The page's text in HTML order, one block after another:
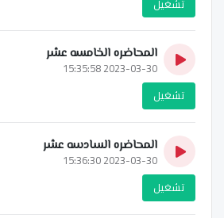
المحاضره الخامسه عشر
2023-03-30 15:35:58
تشغيل
المحاضره السادسه عشر
2023-03-30 15:36:30
تشغيل